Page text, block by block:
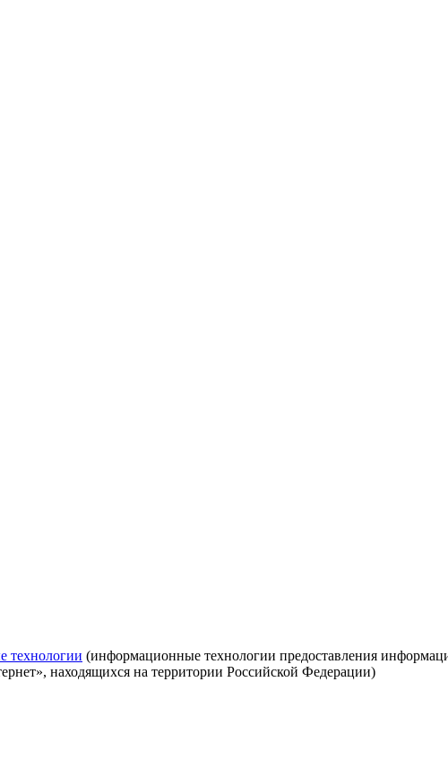
технологии (информационные технологии предоставления
находящихся на территории Российской Федерации)